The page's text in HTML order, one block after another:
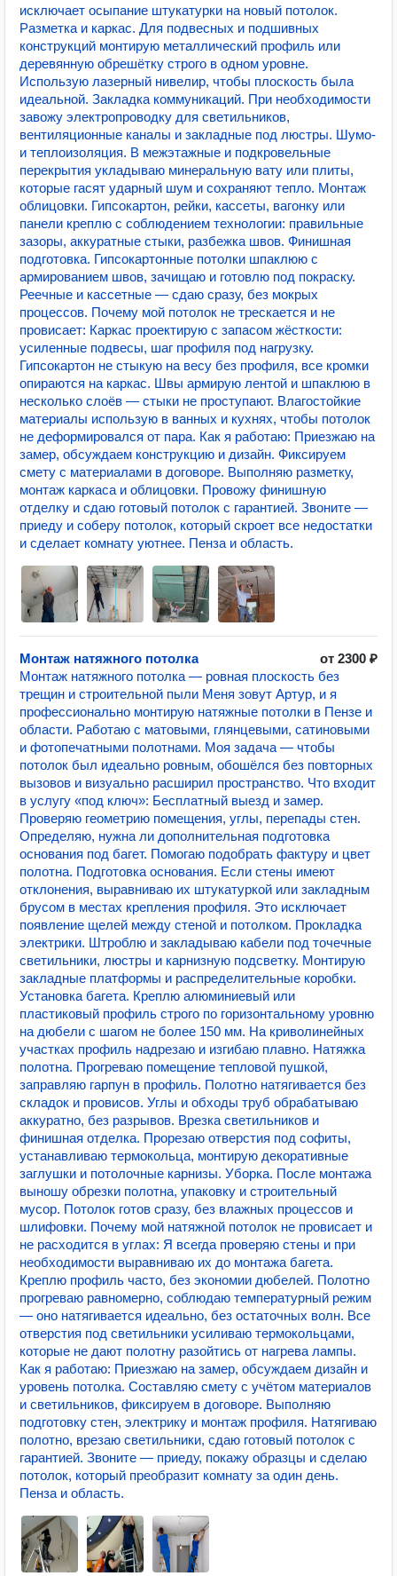
исключает осыпание штукатурки на новый потолок.
Разметка и каркас. Для подвесных и подшивных
конструкций монтирую металлический профиль или
деревянную обрешётку строго в одном уровне.
Использую лазерный нивелир, чтобы плоскость была
идеальной. Закладка коммуникаций. При необходимости
завожу электропроводку для светильников,
вентиляционные каналы и закладные под люстры. Шумо-
и теплоизоляция. В межэтажные и подкровельные
перекрытия укладываю минеральную вату или плиты,
которые гасят ударный шум и сохраняют тепло. Монтаж
облицовки. Гипсокартон, рейки, кассеты, вагонку или
панели креплю с соблюдением технологии: правильные
зазоры, аккуратные стыки, разбежка швов. Финишная
подготовка. Гипсокартонные потолки шпаклюю с
армированием швов, зачищаю и готовлю под покраску.
Реечные и кассетные — сдаю сразу, без мокрых
процессов. Почему мой потолок не трескается и не
провисает: Каркас проектирую с запасом жёсткости:
усиленные подвесы, шаг профиля под нагрузку.
Гипсокартон не стыкую на весу без профиля, все кромки
опираются на каркас. Швы армирую лентой и шпаклюю в
несколько слоёв — стыки не проступают. Влагостойкие
материалы использую в ванных и кухнях, чтобы потолок
не деформировался от пара. Как я работаю: Приезжаю на
замер, обсуждаем конструкцию и дизайн. Фиксируем
смету с материалами в договоре. Выполняю разметку,
монтаж каркаса и облицовки. Провожу финишную
отделку и сдаю готовый потолок с гарантией. Звоните —
приеду и соберу потолок, который скроет все недостатки
и сделает комнату уютнее. Пенза и область.
Монтаж натяжного потолка
от 2300 ₽
Монтаж натяжного потолка — ровная плоскость без
трещин и строительной пыли Меня зовут Артур, и я
профессионально монтирую натяжные потолки в Пензе и
области. Работаю с матовыми, глянцевыми, сатиновыми
и фотопечатными полотнами. Моя задача — чтобы
потолок был идеально ровным, обошёлся без повторных
вызовов и визуально расширил пространство. Что входит
в услугу «под ключ»: Бесплатный выезд и замер.
Проверяю геометрию помещения, углы, перепады стен.
Определяю, нужна ли дополнительная подготовка
основания под багет. Помогаю подобрать фактуру и цвет
полотна. Подготовка основания. Если стены имеют
отклонения, выравниваю их штукатуркой или закладным
брусом в местах крепления профиля. Это исключает
появление щелей между стеной и потолком. Прокладка
электрики. Штроблю и закладываю кабели под точечные
светильники, люстры и карнизную подсветку. Монтирую
закладные платформы и распределительные коробки.
Установка багета. Креплю алюминиевый или
пластиковый профиль строго по горизонтальному уровню
на дюбели с шагом не более 150 мм. На криволинейных
участках профиль надрезаю и изгибаю плавно. Натяжка
полотна. Прогреваю помещение тепловой пушкой,
заправляю гарпун в профиль. Полотно натягивается без
складок и провисов. Углы и обходы труб обрабатываю
аккуратно, без разрывов. Врезка светильников и
финишная отделка. Прорезаю отверстия под софиты,
устанавливаю термокольца, монтирую декоративные
заглушки и потолочные карнизы. Уборка. После монтажа
выношу обрезки полотна, упаковку и строительный
мусор. Потолок готов сразу, без влажных процессов и
шлифовки. Почему мой натяжной потолок не провисает и
не расходится в углах: Я всегда проверяю стены и при
необходимости выравниваю их до монтажа багета.
Креплю профиль часто, без экономии дюбелей. Полотно
прогреваю равномерно, соблюдаю температурный режим
— оно натягивается идеально, без остаточных волн. Все
отверстия под светильники усиливаю термокольцами,
которые не дают полотну разойтись от нагрева лампы.
Как я работаю: Приезжаю на замер, обсуждаем дизайн и
уровень потолка. Составляю смету с учётом материалов
и светильников, фиксируем в договоре. Выполняю
подготовку стен, электрику и монтаж профиля. Натягиваю
полотно, врезаю светильники, сдаю готовый потолок с
гарантией. Звоните — приеду, покажу образцы и сделаю
потолок, который преобразит комнату за один день.
Пенза и область.